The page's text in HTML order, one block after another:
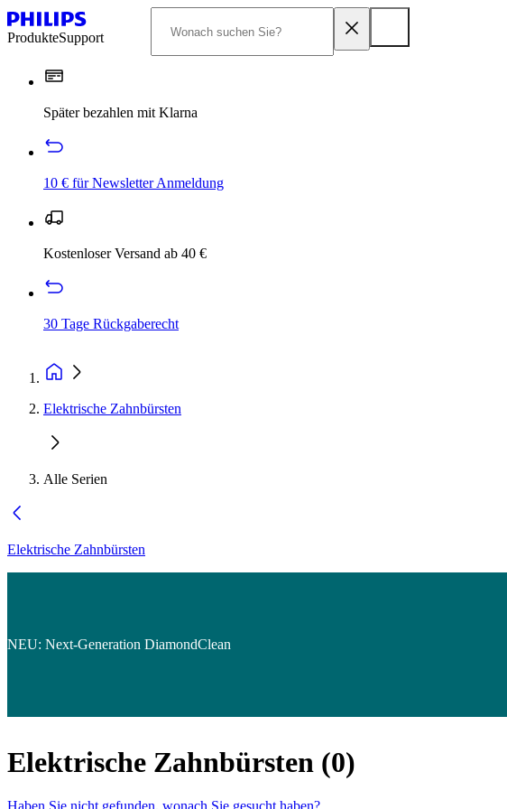
ProdukteSupport
Später bezahlen mit Klarna
10 € für Newsletter Anmeldung
Kostenloser Versand ab 40 €
30 Tage Rückgaberecht
Elektrische Zahnbürsten
Alle Serien
Elektrische Zahnbürsten
NEU: Next-Generation DiamondClean
Elektrische Zahnbürsten (0)